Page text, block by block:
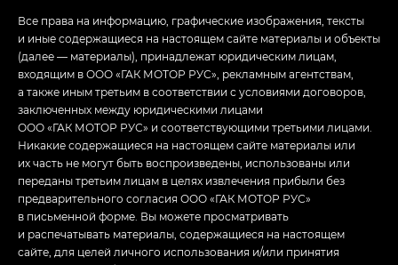
Все права на информацию, графические изображения, тексты
и иные содержащиеся на настоящем сайте материалы и объекты
(далее — материалы), принадлежат юридическим лицам,
входящим в ООО «ГАК МОТОР РУС», рекламным агентствам,
а также иным третьим в соответствии с условиями договоров,
заключенных между юридическими лицами
ООО «ГАК МОТОР РУС» и соответствующими третьими лицами.
Никакие содержащиеся на настоящем сайте материалы или
их часть не могут быть воспроизведены, использованы или
переданы третьим лицам в целях извлечения прибыли без
предварительного согласия ООО «ГАК МОТОР РУС»
в письменной форме. Вы можете просматривать
и распечатывать материалы, содержащиеся на настоящем
сайте, для целей личного использования и/или принятия